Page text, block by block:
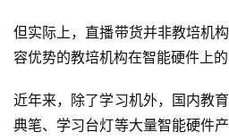
但实际上，直播带货并非教培机
容优势的教培机构在智能硬件上
近年来，除了学习机外，国内教
典笔、学习台灯等大量智能硬件